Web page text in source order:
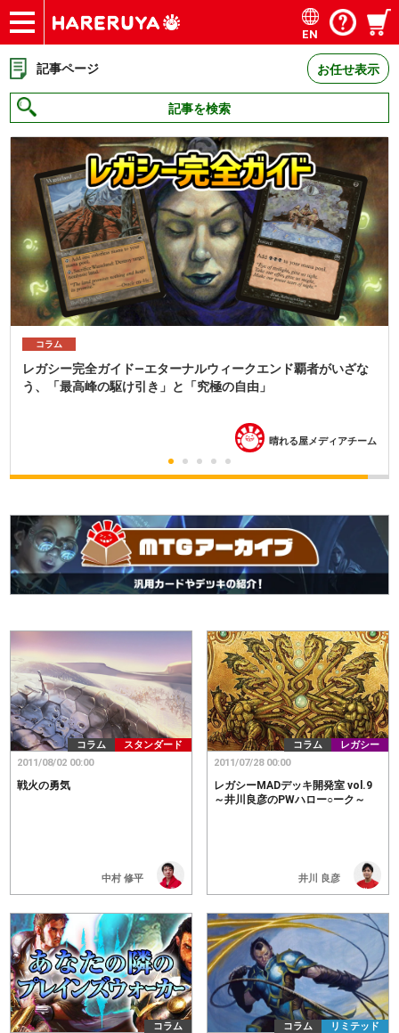
ショップ
買取
記事
デッキ検索
デッキ構築
選手一覧
店舗一覧
イベント
お問い合わせ
EN
記事ページ お任せ表示
記事を検索
コラム
《メイガス、ルチア・ケイン》急増！？王者ティムクラ躍動の
『第15期コマンダー神決定戦』徹底分析
晴れる屋メディアチーム
コラム スタンダード
中村 修平
戦火の勇気
2011/08/02 00:00
コラム レガシー
井川 良彦
レガシーMADデッキ開発室 vol.9
～井川良彦のPWハロー○ーク～
2011/07/28 00:00
コラム コラム リミテッド